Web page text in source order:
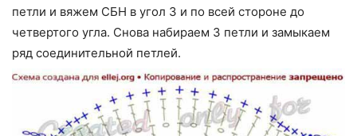
петли и вяжем СБН в угол 3 и по всей стороне до
четвертого угла. Снова набираем 3 петли и замыкаем
ряд соединительной петлей.